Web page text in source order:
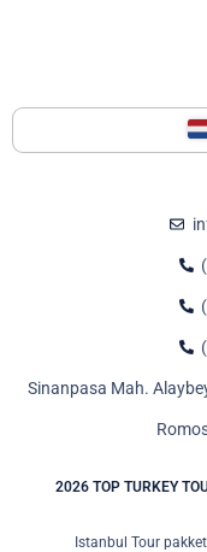
Sinanpasa Mah.
2026 TOP TURKEY
Istanbul Tour pakket